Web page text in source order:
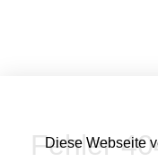
Fehler
Diese Webseite